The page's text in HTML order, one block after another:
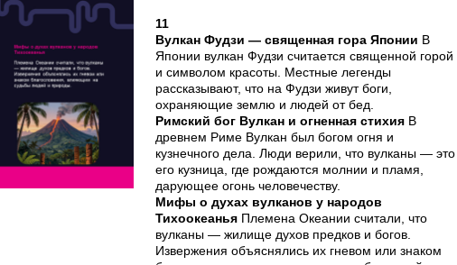
11
Вулкан Фудзи — священная гора Японии В
Японии вулкан Фудзи считается священной горой
и символом красоты. Местные легенды
рассказывают, что на Фудзи живут боги,
охраняющие землю и людей от бед.
Римский бог Вулкан и огненная стихия В
древнем Риме Вулкан был богом огня и
кузнечного дела. Люди верили, что вулканы — это
его кузница, где рождаются молнии и пламя,
дарующее огонь человечеству.
Мифы о духах вулканов у народов
Тихоокеанья Племена Океании считали, что
вулканы — жилище духов предков и богов.
Извержения объяснялись их гневом или знаком